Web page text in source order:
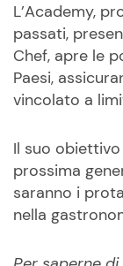
L’Academy,
passati,
Chef, apre le
Paesi,
vincolato a
Il suo
prossima
saranno i
nella